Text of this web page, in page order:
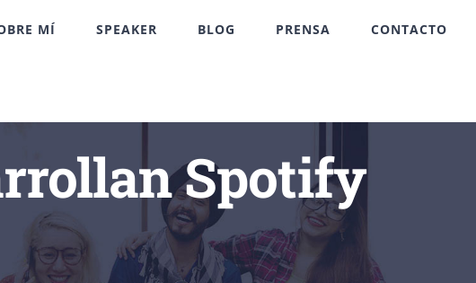
MÍ SPEAKER BLOG PRENSA CONTACTO
Spotify